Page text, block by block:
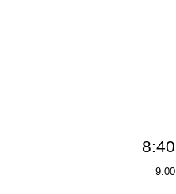
8:40
9:00